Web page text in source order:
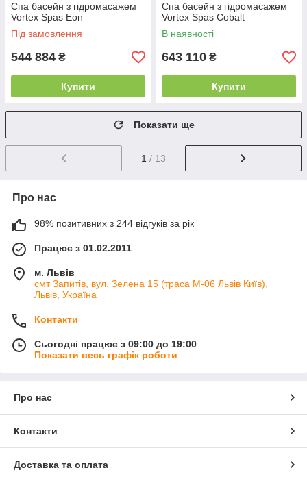
Спа басейн з гідромасажем
Vortex Spas Eon
Під замовлення
544 884 ₴
Купити
Спа басейн з гідромасажем
Vortex Spas Cobalt
В наявності
643 110 ₴
Купити
Показати ще
1 / 13
Про нас
98% позитивних з 244 відгуків за рік
Працює з 01.02.2011
м. Львів
смт Запитів, вул. Зелена 15 (траса М-06 Львів Київ),
Львів, Україна
Контакти
Сьогодні працює з 09:00 до 19:00
Показати весь графік роботи
Про нас
Контакти
Доставка та оплата